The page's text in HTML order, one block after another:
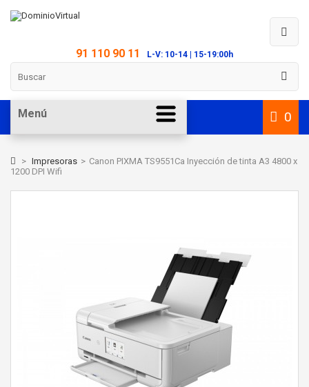
91 110 90 11 L-V: 10-14 | 15-19:00h
0
Menú
> Impresoras > Canon PIXMA TS9551Ca Inyección de tinta A3 4800 x
1200 DPI Wifi